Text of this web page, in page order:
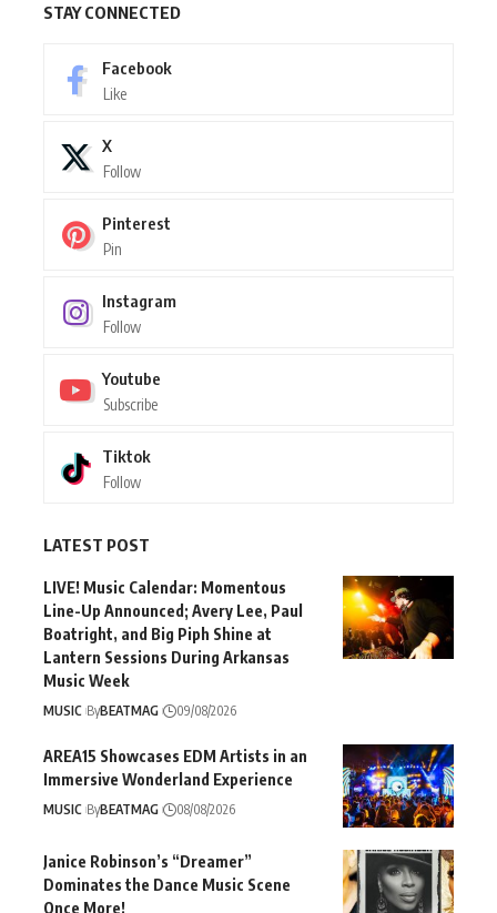
STAY CONNECTED
Facebook
Like
X
Follow
Pinterest
Pin
Instagram
Follow
Youtube
Subscribe
Tiktok
Follow
LATEST POST
LIVE! Music Calendar: Momentous
Line-Up Announced; Avery Lee, Paul
Boatright, and Big Piph Shine at
Lantern Sessions During Arkansas
Music Week
MUSIC ByBEATMAG 09/08/2026
AREA15 Showcases EDM Artists in an
Immersive Wonderland Experience
MUSIC ByBEATMAG 08/08/2026
Janice Robinson’s “Dreamer”
Dominates the Dance Music Scene
Once More!